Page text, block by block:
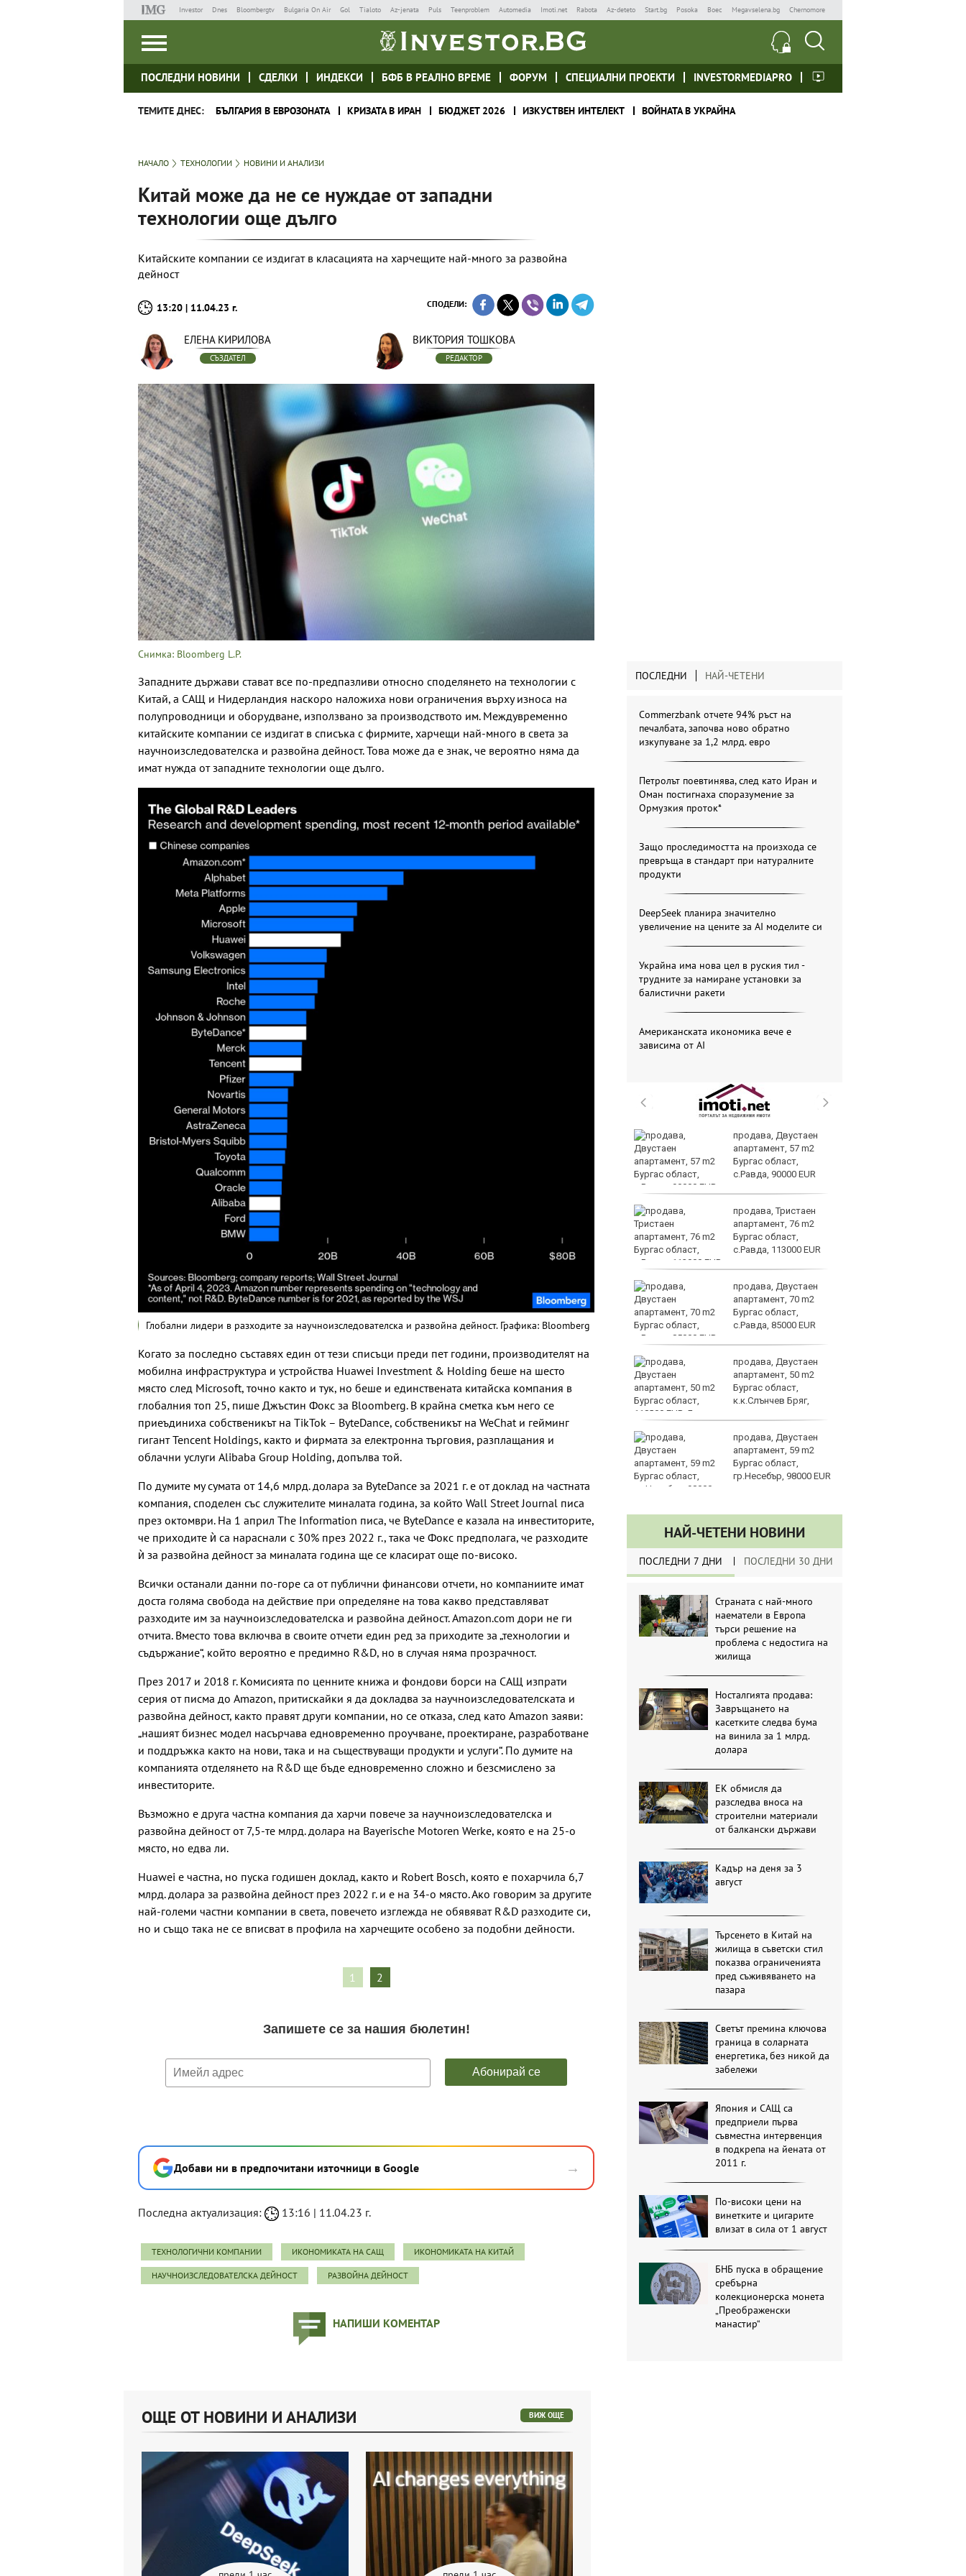
Investor Dnes Bloombergtv Bulgaria On Air Gol Tialoto Az-jenata Puls Teenproblem Automedia Imoti.net Rabota Az-deteto Start.bg Posoka Boec Megavselena.bg Chernomore
ПОСЛЕДНИ НОВИНИ СДЕЛКИ ИНДЕКСИ БФБ В РЕАЛНО ВРЕМЕ ФОРУМ СПЕЦИАЛНИ ПРОЕКТИ INVESTORMEDIAPRO
ТЕМИТЕ ДНЕС: БЪЛГАРИЯ В ЕВРОЗОНАТА КРИЗАТА В ИРАН БЮДЖЕТ 2026 ИЗКУСТВЕН ИНТЕЛЕКТ ВОЙНАТА В УКРАЙНА
НАЧАЛО ТЕХНОЛОГИИ НОВИНИ И АНАЛИЗИ
Китай може да не се нуждае от западни
технологии още дълго
Китайските компании се издигат в класацията на харчещите най-много за развойна
дейност
13:20 | 11.04.23 г. СПОДЕЛИ:
ЕЛЕНА КИРИЛОВА
СЪЗДАТЕЛ
ВИКТОРИЯ ТОШКОВА
РЕДАКТОР
Снимка: Bloomberg L.P.
Западните държави стават все по-предпазливи относно споделянето на технологии с
Китай, а САЩ и Нидерландия наскоро наложиха нови ограничения върху износа на
полупроводници и оборудване, използвано за производството им. Междувременно
китайските компании се издигат в списъка с фирмите, харчещи най-много в света за
научноизследователска и развойна дейност. Това може да е знак, че вероятно няма да
имат нужда от западните технологии още дълго.
Глобални лидери в разходите за научноизследователска и развойна дейност. Графика: Bloomberg
Когато за последно съставях един от тези списъци преди пет години, производителят на
мобилна инфраструктура и устройства Huawei Investment & Holding беше на шесто
място след Microsoft, точно както и тук, но беше и единствената китайска компания в
глобалния топ 25, пише Джъстин Фокс за Bloomberg. В крайна сметка към него се
приеъдиниха собственикът на TikTok – ByteDance, собственикът на WeChat и гейминг
гигант Tencent Holdings, както и фирмата за електронна търговия, разплащания и
облачни услуги Alibaba Group Holding, допълва той.
По думите му сумата от 14,6 млрд. долара за ByteDance за 2021 г. е от доклад на частната
компания, споделен със служителите миналата година, за който Wall Street Journal писа
през октомври. На 1 април The Information писа, че ByteDance е казала на инвеститорите,
че приходите ѝ са нараснали с 30% през 2022 г., така че Фокс предполага, че разходите
ѝ за развойна дейност за миналата година ще се класират още по-високо.
Всички останали данни по-горе са от публични финансови отчети, но компаниите имат
доста голяма свобода на действие при определяне на това какво представляват
разходите им за научноизследователска и развойна дейност. Amazon.com дори не ги
отчита. Вместо това включва в своите отчети един ред за приходите за „технологии и
съдържание“, който вероятно е предимно R&D, но в случая няма прозрачност.
През 2017 и 2018 г. Комисията по ценните книжа и фондови борси на САЩ изпрати
серия от писма до Amazon, притискайки я да докладва за научноизследователската и
развойна дейност, както правят други компании, но се отказа, след като Amazon заяви:
„нашият бизнес модел насърчава едновременно проучване, проектиране, разработване
и поддръжка както на нови, така и на съществуващи продукти и услуги“. По думите на
компанията отделянето на R&D ще бъде едновременно сложно и безсмислено за
инвеститорите.
Възможно е друга частна компания да харчи повече за научноизследователска и
развойна дейност от 7,5-те млрд. долара на Bayerische Motoren Werke, която е на 25-о
място, но едва ли.
Huawei е частна, но пуска годишен доклад, както и Robert Bosch, която е похарчила 6,7
млрд. долара за развойна дейност през 2022 г. и е на 34-о място. Ако говорим за другите
най-големи частни компании в света, повечето изглежда не обявяват R&D разходите си,
но и също така не се вписват в профила на харчещите особено за подобни дейности.
1 2
Добави ни в предпочитани източници в Google →
Последна актуализация: 13:16 | 11.04.23 г.
ТЕХНОЛОГИЧНИ КОМПАНИИ ИКОНОМИКАТА НА САЩ ИКОНОМИКАТА НА КИТАЙ
НАУЧНОИЗСЛЕДОВАТЕЛСКА ДЕЙНОСТ РАЗВОЙНА ДЕЙНОСТ
НАПИШИ КОМЕНТАР
ПОСЛЕДНИ НАЙ-ЧЕТЕНИ
Commerzbank отчете 94% ръст на
печалбата, започва ново обратно
изкупуване за 1,2 млрд. евро
Петролът поевтинява, след като Иран и
Оман постигнаха споразумение за
Ормузкия проток*
Защо проследимостта на произхода се
превръща в стандарт при натуралните
продукти
DeepSeek планира значително
увеличение на цените за AI моделите си
Украйна има нова цел в руския тил -
трудните за намиране установки за
балистични ракети
Американската икономика вече е
зависима от АІ
минерална вода и
днес във Варна
горещо време в
голямата част от
България
Еврото леко отстъпва
на долара
Без ток във Варна на 6
продава, Двустаен
апартамент, 57 m2
Бургас област,
с.Равда, 90000 EUR
продава, Тристаен
апартамент, 76 m2
Бургас област,
с.Равда, 113000 EUR
продава, Двустаен
апартамент, 70 m2
Бургас област,
с.Равда, 85000 EUR
продава, Двустаен
апартамент, 50 m2
Бургас област,
к.к.Слънчев Бряг,
118000 EUR
продава, Двустаен
апартамент, 59 m2
Бургас област,
гр.Несебър, 98000 EUR
НАЙ-ЧЕТЕНИ НОВИНИ
ПОСЛЕДНИ 7 ДНИ ПОСЛЕДНИ 30 ДНИ
Страната с най-много
наематели в Европа
търси решение на
проблема с недостига на
жилища
Носталгията продава:
Завръщането на
касетките следва бума
на винила за 1 млрд.
долара
ЕК обмисля да
разследва вноса на
строителни материали
от балкански държави
Кадър на деня за 3
август
Търсенето в Китай на
жилища в съветски стил
показва ограниченията
пред съживяването на
пазара
Светът премина ключова
граница в соларната
енергетика, без никой да
забележи
Япония и САЩ са
предприели първа
съвместна интервенция
в подкрепа на йената от
2011 г.
По-високи цени на
винетките и цигарите
влизат в сила от 1 август
БНБ пуска в обращение
сребърна
колекционерска монета
„Преображенски
манастир“
ОЩЕ ОТ НОВИНИ И АНАЛИЗИ ВИЖ ОЩЕ